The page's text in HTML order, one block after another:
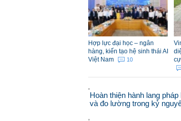
Hợp lực đại học – ngân
hàng, kiến tạo hệ sinh thái AI
Việt Nam
10
Hoàn thiện hành lang
và đo lường trong kỷ